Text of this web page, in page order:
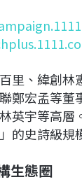
里、緯創
鄭宏孟等
英宇等高
的史詩級規
生態圈